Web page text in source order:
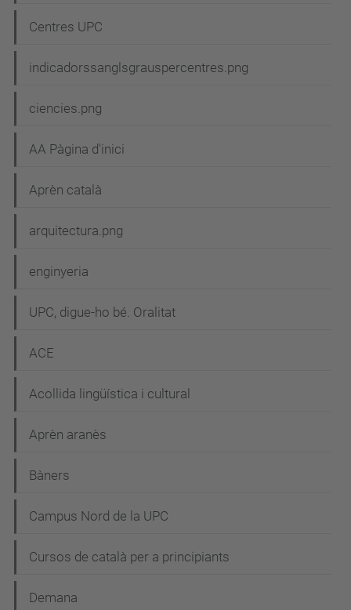
a
v
g
a
i
ó
Centres UPC
indicadorssanglsgrauspercentres.png
ciencies.png
AA Pàgina d'inici
Aprèn català
arquitectura.png
enginyeria
UPC, digue-ho bé. Oralitat
ACE
Acollida lingüística i cultural
Aprèn aranès
Bàners
Campus Nord de la UPC
Cursos de català per a principiants
Demana